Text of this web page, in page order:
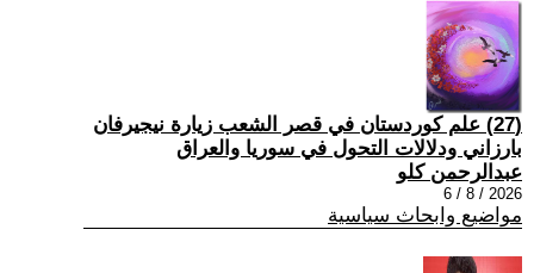
(27) علم كوردستان في قصر الشعب زيارة نيجيرفان
بارزاني ودلالات التحول في سوريا والعراق
عبدالرحمن كلو
2026 / 8 / 6
مواضيع وابحاث سياسية